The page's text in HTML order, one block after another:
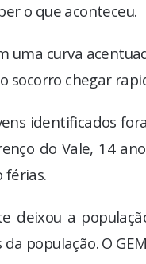
o que aconteceu.
uma curva
socorro chegar
identificados
do Vale, 14
férias.
deixou a
população. O